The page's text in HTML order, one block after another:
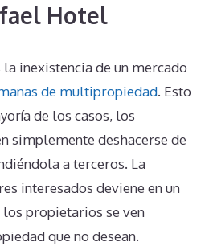
Hotel
inexistencia de un mercado
de multipropiedad. Esto
de los casos, los
simplemente deshacerse de
a terceros. La
interesados deviene en un
propietarios se ven
que no desean.